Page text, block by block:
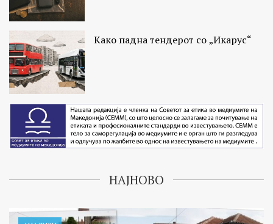
Како падна тендерот со „Икарус“
НАЈНОВО